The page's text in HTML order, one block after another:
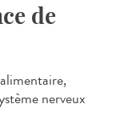
de
nerveux